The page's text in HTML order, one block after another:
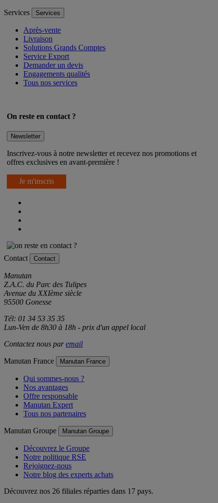
Services Services
Après-vente
Livraison
Solutions Grands Comptes
Service Export
Demander un devis
Engagements qualités
Tous nos services
On reste en contact ?
Newsletter
Inscrivez-vous à notre newsletter et recevez nos promotions et
offres exclusives en avant-première !
Je m'inscris
Contact Contact
Manutan
Z.A.C. du Parc des Tulipes
Avenue du XXIème siècle
95500 Gonesse
Tél: 01 34 53 35 35
Lun-Ven de 8h30 à 18h - prix d'un appel local
Contactez nous paremail
Manutan France Manutan France
Qui sommes-nous ?
Nos avantages
Offre responsable
Manutan Expert
Tous nos partenaires
Manutan Groupe Manutan Groupe
Découvrez le Groupe
Notre politique RSE
Rejoignez-nous
Notre blog des experts achats
Découvrez nos 26 filiales réparties dans 17 pays.